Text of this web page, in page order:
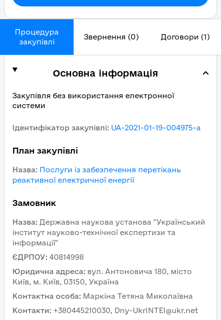
Процедура
закупівлі
Звернення (0) Договори (1)
Основна інформація
Закупівля без використання електронної
системи
Ідентифікатор закупівлі: UA-2021-01-19-004975-a
План закупівлі
Назва: Послуги із забезпечення перетікань
реактивної електричної енергії
Замовник
Назва: Державна наукова установа "Український
інститут науково-технічної експертизи та
інформації"
ЄДРПОУ: 40814998
Юридична адреса: вул. Антоновича 180, місто
Київ, м. Київ, 03150, Україна
Контактна особа: Маркіна Тетяна Миколаївна
Контакти: +380445210030, Dny-UkrINTEI@ukr.net